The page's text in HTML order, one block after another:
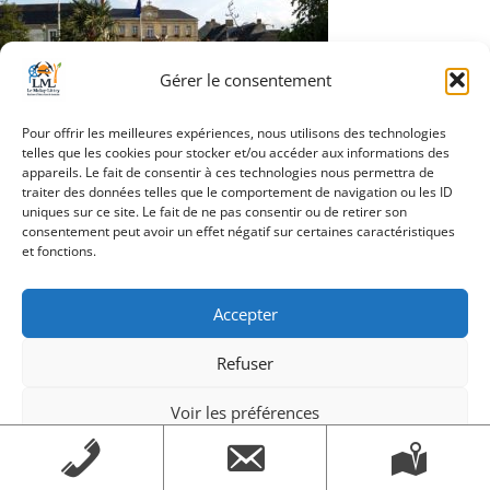
Gérer le consentement
Pour offrir les meilleures expériences, nous utilisons des technologies
telles que les cookies pour stocker et/ou accéder aux informations des
appareils. Le fait de consentir à ces technologies nous permettra de
traiter des données telles que le comportement de navigation ou les ID
uniques sur ce site. Le fait de ne pas consentir ou de retirer son
consentement peut avoir un effet négatif sur certaines caractéristiques
et fonctions.
Accepter
Refuser
Voir les préférences
Mentions légalesMentions légales
Navigation
de
l’article
20160824_193201
Création Androme Informatique
réservés.|Mentions légales